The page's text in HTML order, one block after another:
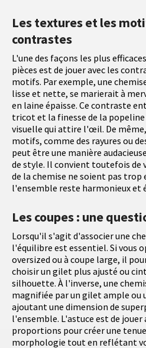
Les textures et les
contrastes
L'une des façons les plus
pièces est de jouer avec les
motifs. Par exemple, une
lisse et nette, se marierait à
en laine épaisse. Ce contraste
tricot et la finesse de la popeline
visuelle qui attire l'œil. De même,
motifs, comme des rayures ou
peut être une manière
de style. Il convient toutefois de
de la chemise ne soient pas trop
l'ensemble reste harmonieux et
Les coupes : une
Lorsqu'il s'agit d'associer une
l'équilibre est essentiel. Si vous
oversized ou à coupe large, il
choisir un gilet plus ajusté ou
silhouette. À l'inverse, une
magnifiée par un gilet ample ou
ajoutant une dimension de
l'ensemble. L'astuce est de jouer
proportions pour créer une
morphologie tout en reflétant